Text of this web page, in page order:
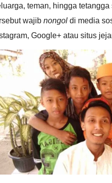
teman, hingga
wajib nongol di media
Google+ atau situs